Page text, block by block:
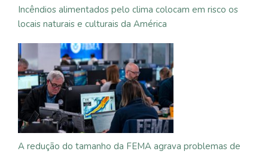
Incêndios alimentados pelo clima colocam em risco os
locais naturais e culturais da América
A redução do tamanho da FEMA agrava problemas de